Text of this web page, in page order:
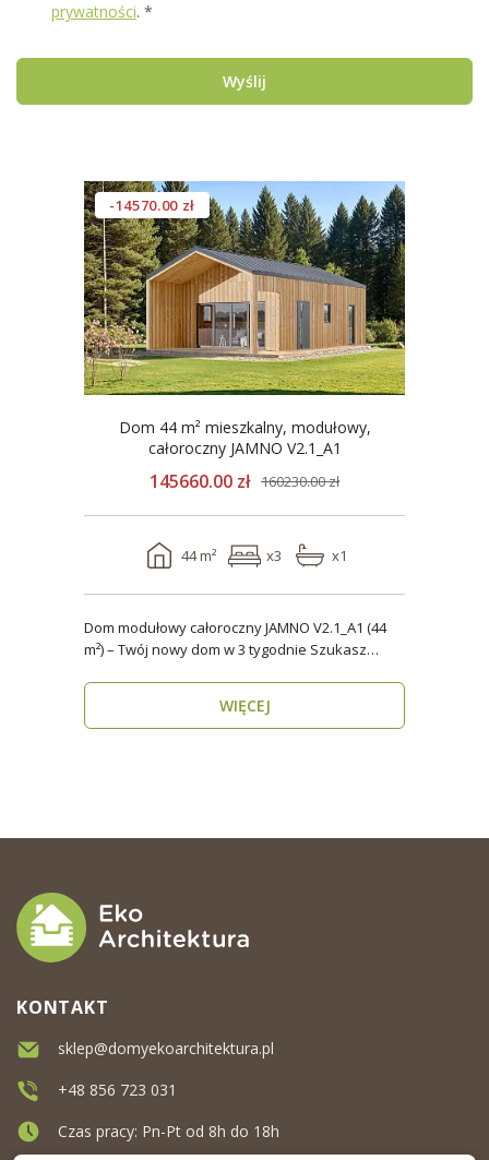
prywatności. *
Wyślij
-14570.00 zł
Dom 44 m² mieszkalny, modułowy,
całoroczny JAMNO V2.1_A1
145660.00 zł 160230.00 zł
44 m² x3 x1
Dom modułowy całoroczny JAMNO V2.1_A1 (44
m²) – Twój nowy dom w 3 tygodnie Szukasz
WIĘCEJ
KONTAKT
sklep@domyekoarchitektura.pl
+48 856 723 031
Czas pracy: Pn-Pt od 8h do 18h